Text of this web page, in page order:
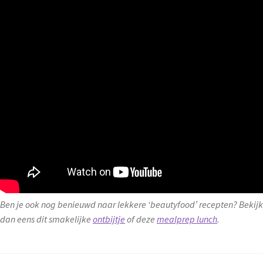
Ben je ook nog benieuwd naar lekkere ‘beautyfood’ recepten? Bekijk
dan eens dit smakelijke ontbijtje of deze mealprep lunch.